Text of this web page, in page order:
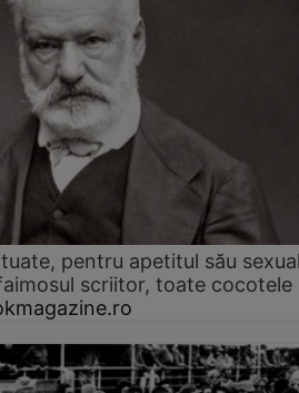
pentru apetitul său
scriitor, toate cocotele